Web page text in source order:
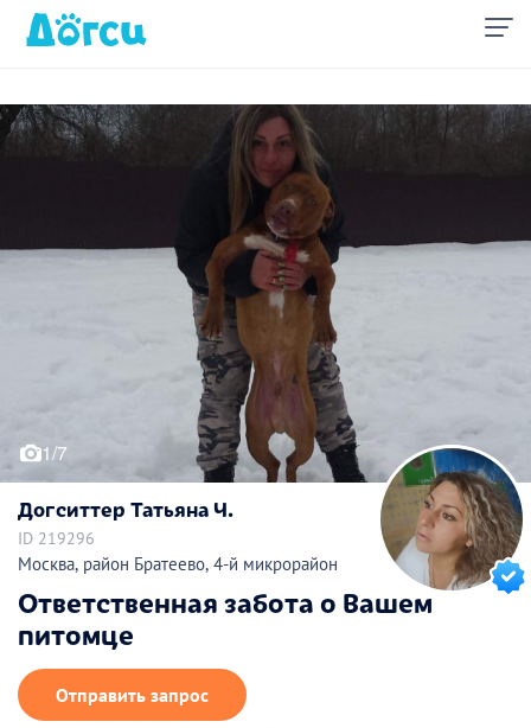
1/7
Догситтер Татьяна Ч.
ID 219296
Москва, район Братеево, 4-й микрорайон
Ответственная забота о Вашем
питомце
Отправить запрос